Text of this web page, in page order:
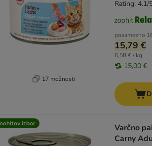
17 možnosti
posamezno
15,79 €
6,58 € / kg
15,00 €
Rating: 4.1/
izbor
Varčno
Carny